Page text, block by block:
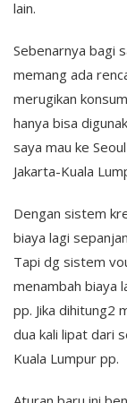
lain.
Sebenarnya bagi
memang ada
merugikan
hanya bisa
saya mau ke
Jakarta-Kuala
Dengan sistem
biaya lagi
Tapi dg sistem
menambah biaya
pp. Jika dihitung2
dua kali lipat dari
Kuala Lumpur pp.